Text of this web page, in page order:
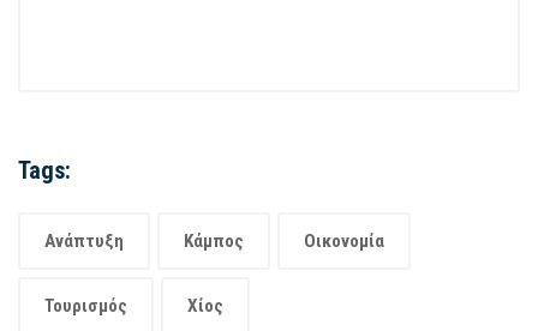
Tags:
Ανάπτυξη Κάμπος Οικονομία
Τουρισμός Χίος